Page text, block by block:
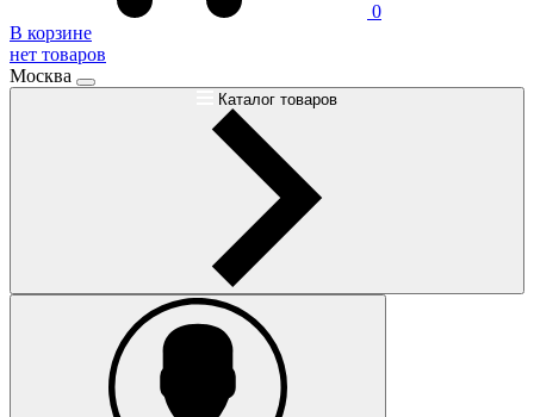
0
В корзине
нет товаров
Москва
Каталог товаров